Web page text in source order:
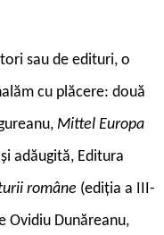
sau de edituri, o
cu plăcere: două
Mittel Europa
adăugită, Editura
române (ediția a III-
Ovidiu Dunăreanu,